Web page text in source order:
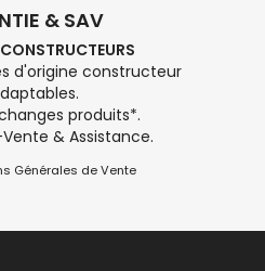
& SAV
d'origine constructeur
produits*.
& Assistance.
Générales de Vente